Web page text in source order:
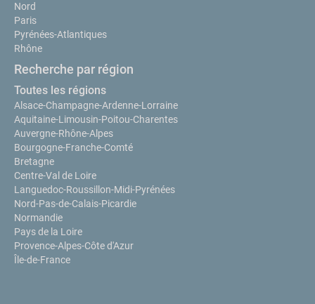
Nord
Paris
Pyrénées-Atlantiques
Rhône
Recherche par région
Toutes les régions
Alsace-Champagne-Ardenne-Lorraine
Aquitaine-Limousin-Poitou-Charentes
Auvergne-Rhône-Alpes
Bourgogne-Franche-Comté
Bretagne
Centre-Val de Loire
Languedoc-Roussillon-Midi-Pyrénées
Nord-Pas-de-Calais-Picardie
Normandie
Pays de la Loire
Provence-Alpes-Côte d'Azur
Île-de-France